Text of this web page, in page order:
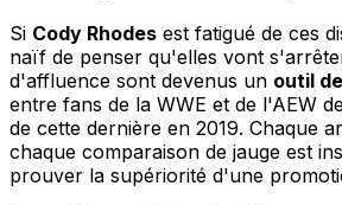
Si Cody Rhodes est fatigué de ces
naïf de penser qu'elles vont
d'affluence sont devenus un outil
entre fans de la WWE et de l'AEW
de cette dernière en 2019. Chaque
chaque comparaison de jauge est
prouver la supériorité d'une